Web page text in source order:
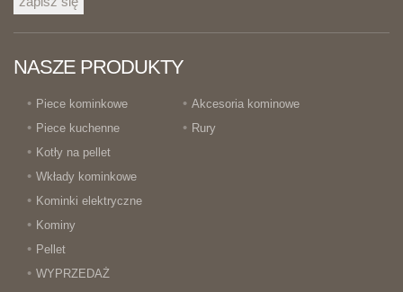
NASZE PRODUKTY
Piece kominkowe
Piece kuchenne
Kotły na pellet
Wkłady kominkowe
Kominki elektryczne
Kominy
Pellet
WYPRZEDAŻ
Akcesoria kominowe
Rury